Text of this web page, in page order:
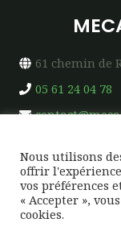
61 chemin de
05 61 24 04 78
Nous utilisons
offrir
vos préférences
« Accepter »,
cookies.